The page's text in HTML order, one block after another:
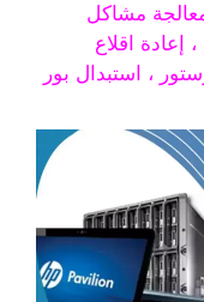
مشاكل
إعادة اقلاع
، استبدال بور